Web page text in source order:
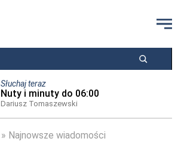
Słuchaj teraz
Nuty i minuty do 06:00
Dariusz Tomaszewski
Najnowsze wiadomości